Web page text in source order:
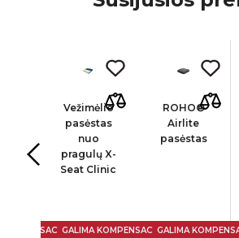
Vežimėlio
pasėstas
nuo
pragulų X-
Seat Clinic
GALIMA KOMPENSACIJA
ROHO®
Airlite
pasėstas
GALIMA